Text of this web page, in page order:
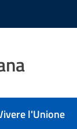
l'Unione